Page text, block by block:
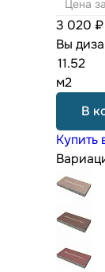
Цена за
3 020 ₽
Вы
м2
В
Купить